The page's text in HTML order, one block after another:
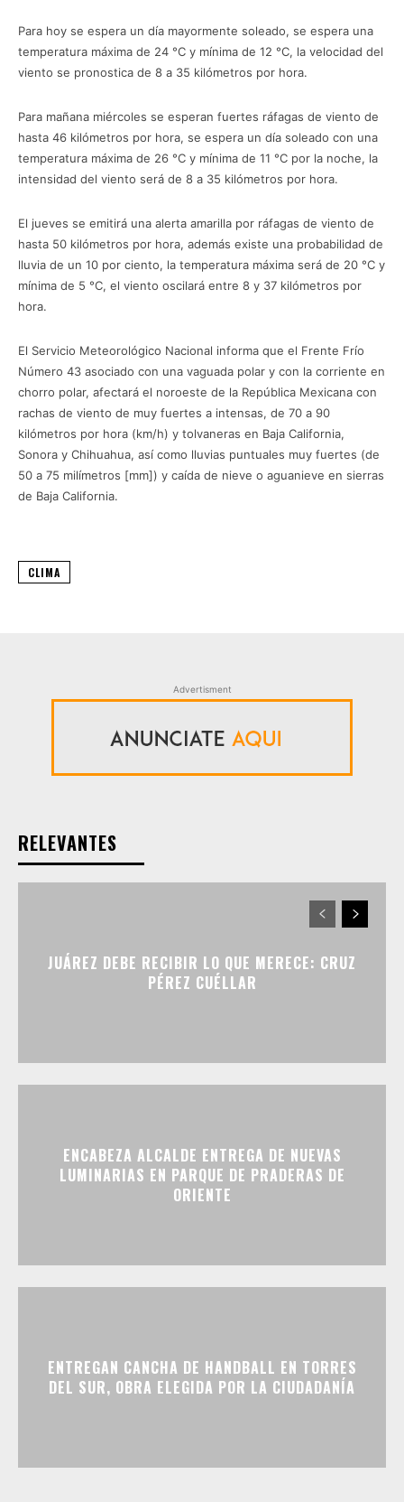
Para hoy se espera un día mayormente soleado, se espera una
temperatura máxima de 24 °C y mínima de 12 °C, la velocidad del
viento se pronostica de 8 a 35 kilómetros por hora.
Para mañana miércoles se esperan fuertes ráfagas de viento de
hasta 46 kilómetros por hora, se espera un día soleado con una
temperatura máxima de 26 °C y mínima de 11 °C por la noche, la
intensidad del viento será de 8 a 35 kilómetros por hora.
El jueves se emitirá una alerta amarilla por ráfagas de viento de
hasta 50 kilómetros por hora, además existe una probabilidad de
lluvia de un 10 por ciento, la temperatura máxima será de 20 °C y
mínima de 5 °C, el viento oscilará entre 8 y 37 kilómetros por
hora.
El Servicio Meteorológico Nacional informa que el Frente Frío
Número 43 asociado con una vaguada polar y con la corriente en
chorro polar, afectará el noroeste de la República Mexicana con
rachas de viento de muy fuertes a intensas, de 70 a 90
kilómetros por hora (km/h) y tolvaneras en Baja California,
Sonora y Chihuahua, así como lluvias puntuales muy fuertes (de
50 a 75 milímetros [mm]) y caída de nieve o aguanieve en sierras
de Baja California.
CLIMA
Advertisment
RELEVANTES
JUÁREZ DEBE RECIBIR LO QUE MERECE: CRUZ
PÉREZ CUÉLLAR
ENCABEZA ALCALDE ENTREGA DE NUEVAS
LUMINARIAS EN PARQUE DE PRADERAS DE
ORIENTE
ENTREGAN CANCHA DE HANDBALL EN TORRES
DEL SUR, OBRA ELEGIDA POR LA CIUDADANÍA